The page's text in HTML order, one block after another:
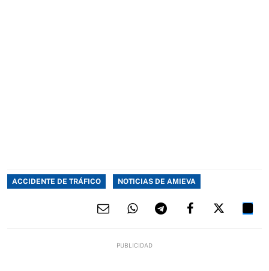
ACCIDENTE DE TRÁFICO NOTICIAS DE AMIEVA